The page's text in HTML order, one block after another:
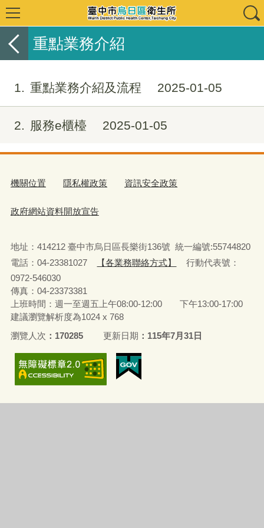
重點業務介紹
1 重點業務介紹及流程 2025-01-05
2 服務e櫃檯 2025-01-05
機關位置 隱私權政策 資訊安全政策
政府網站資料開放宣告
地址：414212 臺中市烏日區長樂街136號 統一編號:55744820
電話：04-23381027
【各業務聯絡方式】
行動代表號：
0972-546030
傳真：04-23373381
上班時間：週一至週五上午08:00-12:00 下午13:00-17:00
建議瀏覽解析度為1024 x 768
瀏覽人次
170285 更新日期 115年7月31日